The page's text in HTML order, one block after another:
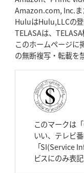
Amazon.com, Inc.ま
HuluはHulu,LLCの登
TELASAは、
このホームページに
の無断複写・転載を
このマークは
いい、テレビ
「SI(Service
ビスにのみ表